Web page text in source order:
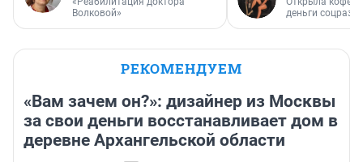
Волковой»
деньги
РЕКОМЕНДУЕМ
«Вам зачем он?»: дизайнер из Москвы
за свои деньги восстанавливает дом в
деревне Архангельской области